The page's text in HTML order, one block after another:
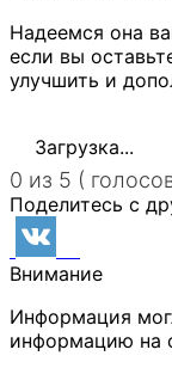
Надеемся она
если вы
улучшить и
Загрузка...
0 из 5 (
Поделитесь с
Внимание
Информация
информацию на